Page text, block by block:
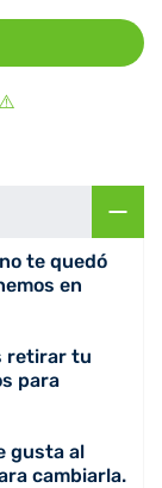
te quedó
en
retirar tu
para
gusta al
cambiarla.